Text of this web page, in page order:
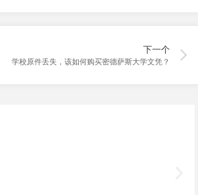
下一个
学校原件丢失，该如何购买密德萨斯大学文凭？